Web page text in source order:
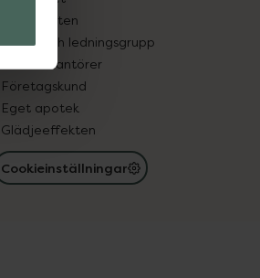
Samarbeten
Ägare och ledningsgrupp
För leverantörer
Företagskund
Eget apotek
Glädjeeffekten
Cookieinställningar